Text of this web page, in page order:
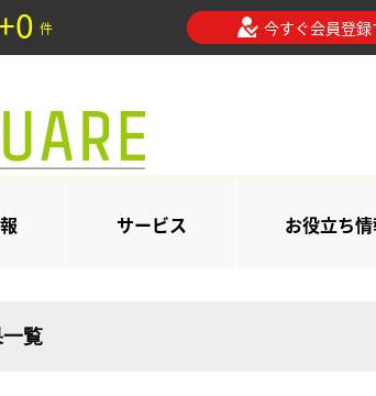
件 今すぐ会員登録
サービス お役立ち
覧